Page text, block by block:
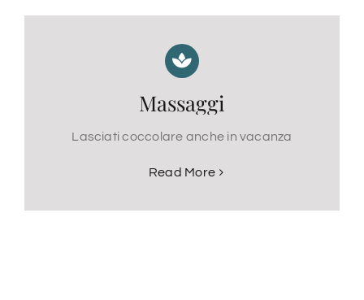
Massaggi
Lasciati coccolare anche in vacanza
Read More